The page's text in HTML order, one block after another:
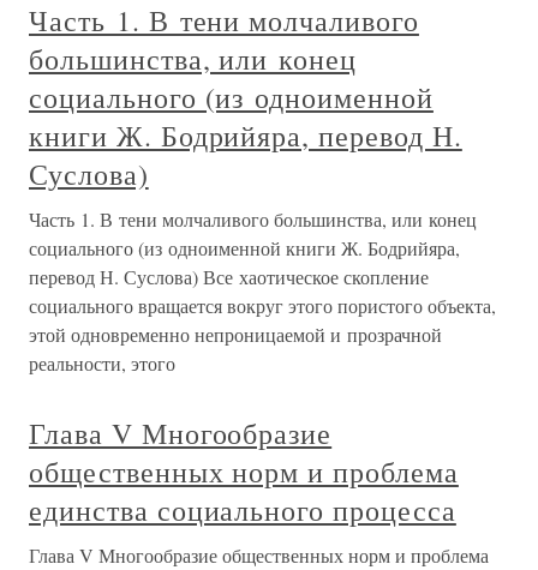
Часть 1. В тени молчаливого
большинства, или конец
социального (из одноименной
книги Ж. Бодрийяра, перевод Н.
Суслова)
Часть 1. В тени молчаливого большинства, или конец
социального (из одноименной книги Ж. Бодрийяра,
перевод Н. Суслова) Все хаотическое скопление
социального вращается вокруг этого пористого объекта,
этой одновременно непроницаемой и прозрачной
реальности, этого
Глава V Многообразие
общественных норм и проблема
единства социального процесса
Глава V Многообразие общественных норм и проблема